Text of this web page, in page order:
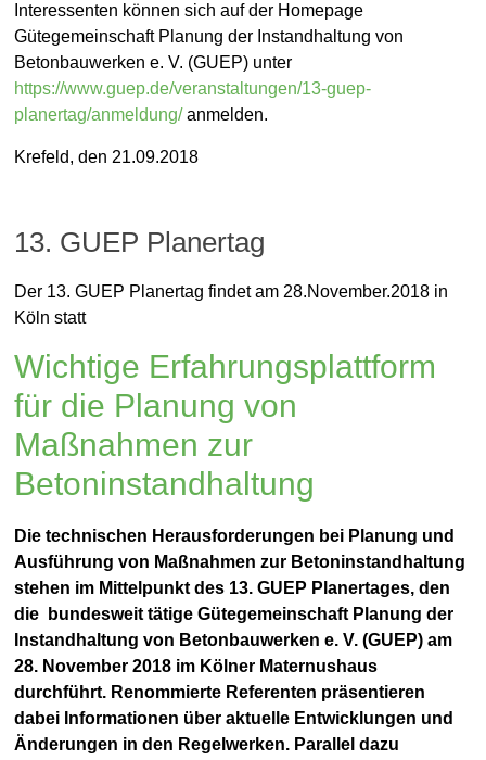
Interessenten können sich auf der Homepage
Gütegemeinschaft Planung der Instandhaltung von
Betonbauwerken e. V. (GUEP) unter
https://www.guep.de/veranstaltungen/13-guep-
planertag/anmeldung/anmelden.
Krefeld, den 21.09.2018
13. GUEP Planertag
Dr. Hans-Joachim Keck Allgemein
Der 13. GUEP Planertag findet am 28.November.2018 in
Köln statt
Wichtige Erfahrungsplattform
für die Planung von
Maßnahmen zur
Betoninstandhaltung
Die technischen Herausforderungen bei Planung und
Ausführung von Maßnahmen zur Betoninstandhaltung
stehen im Mittelpunkt des 13. GUEP Planertages, den
die bundesweit tätige Gütegemeinschaft Planung der
Instandhaltung von Betonbauwerken e. V. (GUEP) am
28. November 2018 im Kölner Maternushaus
durchführt. Renommierte Referenten präsentieren
dabei Informationen über aktuelle Entwicklungen und
Änderungen in den Regelwerken. Parallel dazu